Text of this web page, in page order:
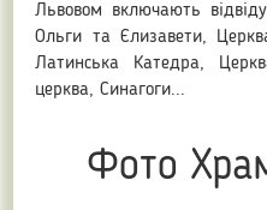
Львовом включають
Ольги та Єлизавети,
Латинська Катедра,
церква, Синагоги...
Фото